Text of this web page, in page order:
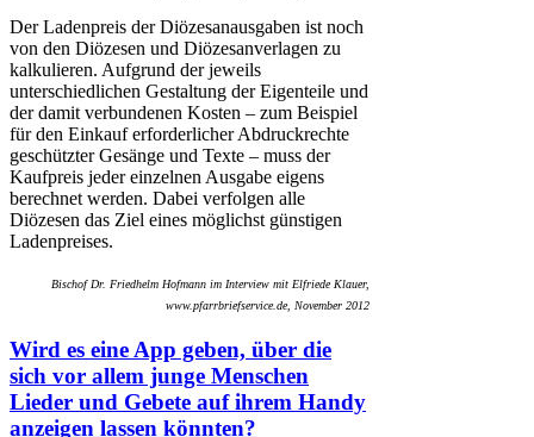
Der Ladenpreis der Diözesanausgaben ist noch
von den Diözesen und Diözesanverlagen zu
kalkulieren. Aufgrund der jeweils
unterschiedlichen Gestaltung der Eigenteile und
der damit verbundenen Kosten – zum Beispiel
für den Einkauf erforderlicher Abdruckrechte
geschützter Gesänge und Texte – muss der
Kaufpreis jeder einzelnen Ausgabe eigens
berechnet werden. Dabei verfolgen alle
Diözesen das Ziel eines möglichst günstigen
Ladenpreises.
Bischof Dr. Friedhelm Hofmann im Interview mit Elfriede Klauer,
www.pfarrbriefservice.de, November 2012
Wird es eine App geben, über die
sich vor allem junge Menschen
Lieder und Gebete auf ihrem Handy
anzeigen lassen könnten?